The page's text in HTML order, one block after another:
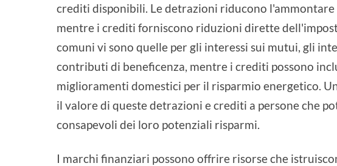
crediti disponibili. Le detrazioni riducono l'ammontare
mentre i crediti forniscono riduzioni dirette
comuni vi sono quelle per gli interessi sui mutui, gli
contributi di beneficenza, mentre i crediti possono
miglioramenti domestici per il risparmio energetico.
il valore di queste detrazioni e crediti a persone che
consapevoli dei loro potenziali risparmi.
I marchi finanziari possono offrire risorse che